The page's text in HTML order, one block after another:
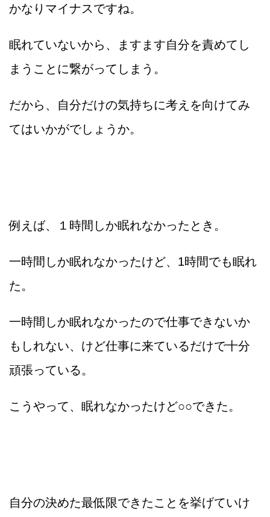
かなりマイナスですね。
眠れていないから、ますます自分を責めてし
まうことに繋がってしまう。
だから、自分だけの気持ちに考えを向けてみ
てはいかがでしょうか。
例えば、１時間しか眠れなかったとき。
一時間しか眠れなかったけど、1時間でも眠れ
た。
一時間しか眠れなかったので仕事できないか
もしれない、けど仕事に来ているだけで十分
頑張っている。
こうやって、眠れなかったけど○○できた。
自分の決めた最低限できたことを挙げていけ